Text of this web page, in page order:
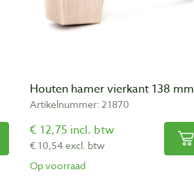
Houten hamer vierkant 138 mm
Artikelnummer: 21870
€ 12,75 incl. btw
€ 10,54 excl. btw
Op voorraad